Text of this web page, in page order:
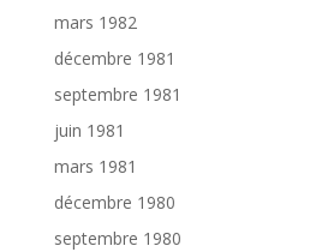
mars 1982
décembre 1981
septembre 1981
juin 1981
mars 1981
décembre 1980
septembre 1980